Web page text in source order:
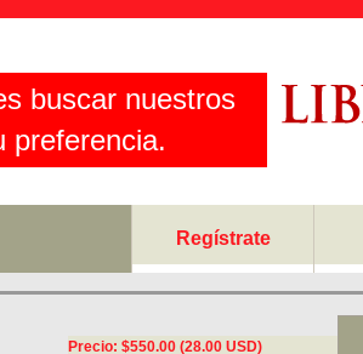
buscar nuestros
preferencia.
Regístrate
Precio: $550.00 (28.00 USD)